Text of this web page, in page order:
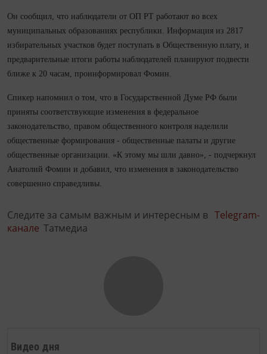
Видео дня
Он сообщил, что наблюдатели от ОП РТ работают во всех
муниципальных образованиях республики. Информация из 2817
избирательных участков будет поступать в Общественную плату, и
предварительные итоги работы наблюдателей планируют подвести
ближе к 20 часам, проинформировал Фомин.
Спикер напомнил о том, что в Государственной Думе РФ были
приняты соответствующие изменения в федеральное
законодательство, правом общественного контроля наделили
общественные формирования - общественные палаты и другие
общественные организации. «К этому мы шли давно», - подчеркнул
Анатолий Фомин и добавил, что изменения в законодательство
совершенно справедливы.
Следите за самым важным и интересным в Telegram-
канале Татмедиа